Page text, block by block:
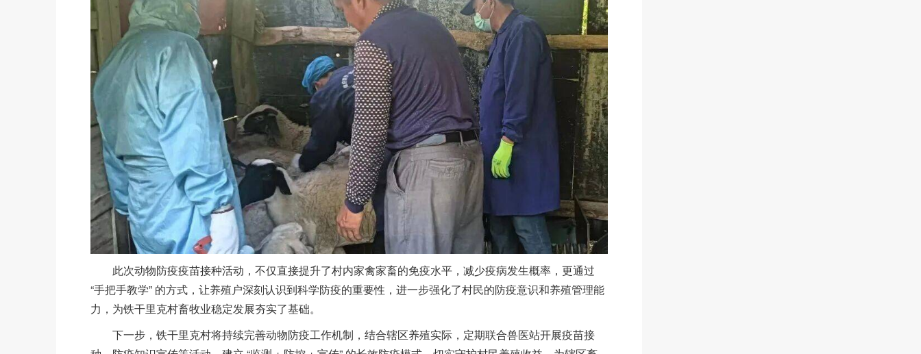
此次动物防疫疫苗接种活动，不仅直接提升了村内家禽家畜的免疫水平，减少疫病发生概率，更通过
“手把手教学” 的方式，让养殖户深刻认识到科学防疫的重要性，进一步强化了村民的防疫意识和养殖管理能
力，为铁干里克村畜牧业稳定发展夯实了基础。
下一步，铁干里克村将持续完善动物防疫工作机制，结合辖区养殖实际，定期联合兽医站开展疫苗接